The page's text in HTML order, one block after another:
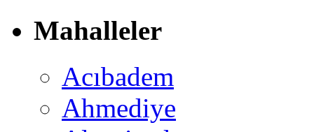
Mahalleler
Acıbadem
Ahmediye